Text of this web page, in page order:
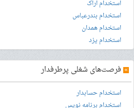
استخدام اراک
استخدام بندرعباس
استخدام همدان
استخدام یزد
» فرصت‌های شغلی پرطرفدار
استخدام حسابدار
استخدام برنامه نویس